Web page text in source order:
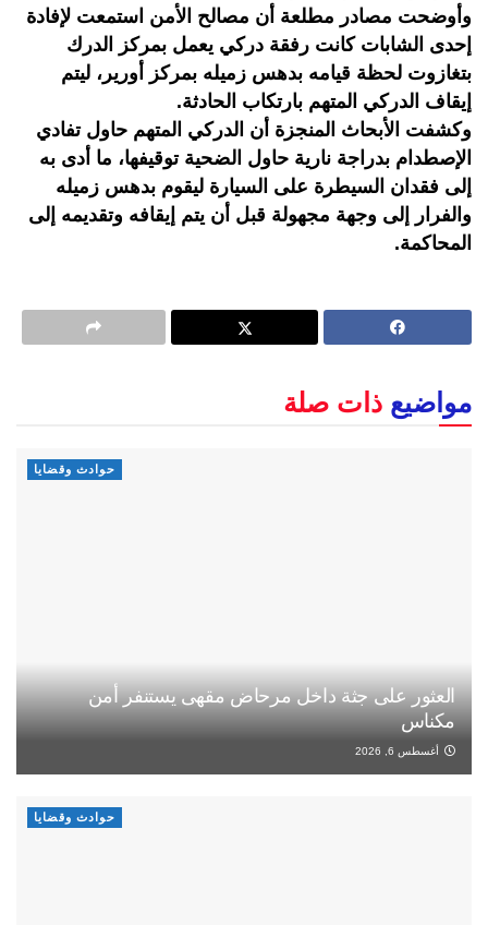
وأوضحت مصادر مطلعة أن مصالح الأمن استمعت لإفادة
إحدى الشابات كانت رفقة دركي يعمل بمركز الدرك
بتغازوت لحظة قيامه بدهس زميله بمركز أورير، ليتم
إيقاف الدركي المتهم بارتكاب الحادثة.
وكشفت الأبحاث المنجزة أن الدركي المتهم حاول تفادي
الإصطدام بدراجة نارية حاول الضحية توقيفها، ما أدى به
إلى فقدان السيطرة على السيارة ليقوم بدهس زميله
والفرار إلى وجهة مجهولة قبل أن يتم إيقافه وتقديمه إلى
المحاكمة.
مواضيع ذات صلة
حوادث وقضايا
العثور على جثة داخل مرحاض مقهى يستنفر أمن
مكناس
أغسطس 6, 2026
حوادث وقضايا